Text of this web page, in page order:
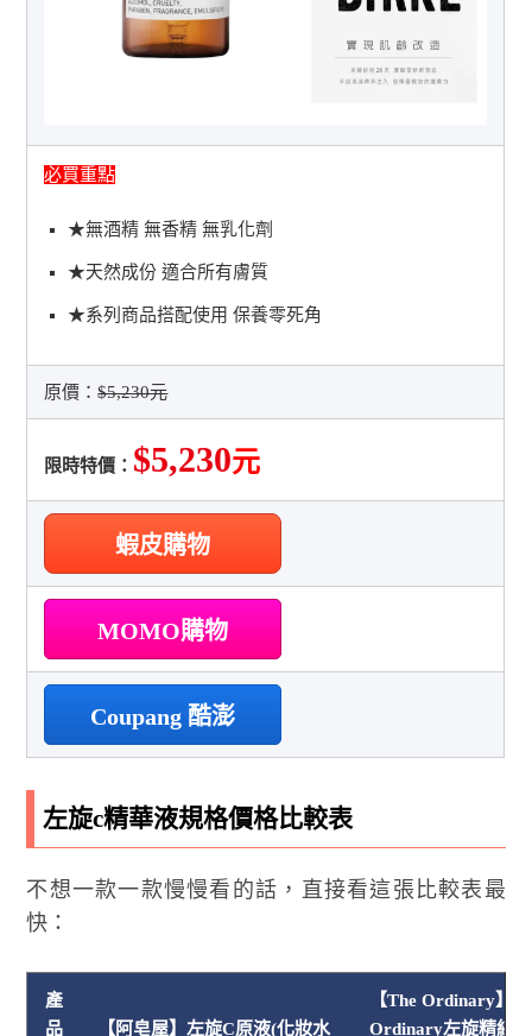
必買重點
★無酒精 無香精 無乳化劑
★天然成份 適合所有膚質
★系列商品搭配使用 保養零死角
原價：$5,230元
限時特價： $5,230元
蝦皮購物
MOMO購物
Coupang 酷澎
左旋c精華液規格價格比較表
不想一款一款慢慢看的話，直接看這張比較表最
快：
產
品
【阿皂屋】左旋C原液(化妝水
【The Ordinary】
Ordinary左旋精純